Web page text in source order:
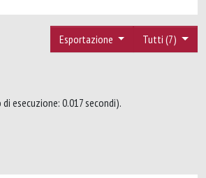
Tutti (7)
Esportazione
esecuzione: 0.017 secondi).